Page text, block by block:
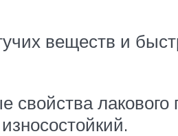
веществ и
лакового